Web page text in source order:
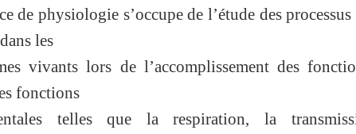
de physiologie s’occupe de l’étude des
les
vivants lors de l’accomplissement des
fonctions
telles que la respiration, la